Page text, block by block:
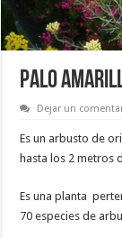
PALO
Dejar un
Es un arbusto de
hasta los 2 metros
Es una planta
70 especies de